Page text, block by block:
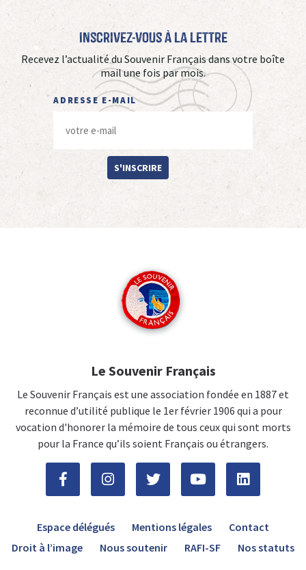
Inscrivez-vous à La Lettre
Recevez l’actualité du Souvenir Français dans votre boîte
mail une fois par mois.
ADRESSE E-MAIL
S'INSCRIRE
Le Souvenir Français
Le Souvenir Français est une association fondée en 1887 et
reconnue d’utilité publique le 1er février 1906 qui a pour
vocation d'honorer la mémoire de tous ceux qui sont morts
pour la France qu’ils soient Français ou étrangers.
Espace délégués Mentions légales
Contact
Droit à l’image
Nous soutenir RAFI-SF Nos statuts